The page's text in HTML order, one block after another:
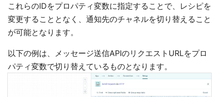
これらのIDをプロパティ変数に指定することで、レシピを
変更することとなく、通知先のチャネルを切り替えること
が可能となります。
以下の例は、メッセージ送信APIのリクエストURLをプロ
パティ変数で切り替えているものとなります。